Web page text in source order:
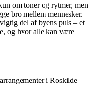
om toner og rytmer, men
bro mellem mennesker.
del af byens puls – et
og hvor alle kan være
i Roskilde